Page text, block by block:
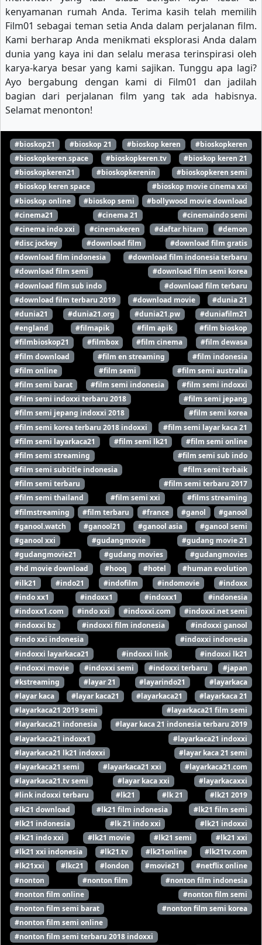
kenyamanan rumah Anda. Terima kasih telah memilih
Film01 sebagai teman setia Anda dalam perjalanan film.
Kami berharap Anda menikmati eksplorasi Anda dalam
dunia yang kaya ini dan selalu merasa terinspirasi oleh
karya-karya besar yang kami sajikan. Tunggu apa lagi?
Ayo bergabung dengan kami di Film01 dan jadilah
bagian dari perjalanan film yang tak ada habisnya.
Selamat menonton!
#bioskop21 #bioskop 21 #bioskop keren
#bioskopkeren
#bioskopkeren.space
#bioskopkeren.tv
#bioskop keren 21
#bioskopkeren21
#bioskopkerenin
#bioskopkeren semi
#bioskop keren space
#bioskop movie cinema xxi
#bioskop online
#bioskop semi
#bollywood movie download
#cinema21
#cinema 21
#cinemaindo semi
#cinema indo xxi
#cinemakeren #daftar hitam
#demon
#disc jockey
#download film
#download film gratis
#download film indonesia
#download film indonesia terbaru
#download film semi
#download film semi korea
#download film sub indo
#download film terbaru
#download film terbaru 2019
#download movie
#dunia 21
#dunia21
#dunia21.org #dunia21.pw
#duniafilm21
#england
#filmapik #film apik
#film bioskop
#filmbioskop21
#filmbox #film cinema
#film dewasa
#film download
#film en streaming
#film indonesia
#film online
#film semi
#film semi australia
#film semi barat
#film semi indonesia
#film semi indoxxi
#film semi indoxxi terbaru 2018
#film semi jepang
#film semi jepang indoxxi 2018
#film semi korea
#film semi korea terbaru 2018 indoxxi
#film semi layar kaca 21
#film semi layarkaca21
#film semi lk21
#film semi online
#film semi streaming
#film semi sub indo
#film semi subtitle indonesia
#film semi terbaik
#film semi terbaru
#film semi terbaru 2017
#film semi thailand
#film semi xxi
#films streaming
#filmstreaming
#film terbaru #france #ganol
#ganool
#ganool.watch
#ganool21 #ganool asia
#ganool semi
#ganool xxi
#gudangmovie
#gudang movie 21
#gudangmovie21
#gudang movies
#gudangmovies
#hd movie download
#hooq #hotel
#human evolution
#ilk21
#indo21 #indofilm #indomovie
#indoxx
#indo xx1
#indoxx1 #indoxx1
#indonesia
#indoxx1.com
#indo xxi #indoxxi.com
#indoxxi.net semi
#indoxxi bz
#indoxxi film indonesia
#indoxxi ganool
#indo xxi indonesia
#indoxxi indonesia
#indoxxi layarkaca21
#indoxxi link
#indoxxi lk21
#indoxxi movie
#indoxxi semi #indoxxi terbaru
#japan
#kstreaming
#layar 21 #layarindo21
#layarkaca
#layar kaca
#layar kaca21 #layarkaca21
#layarkaca 21
#layarkaca21 2019 semi
#layarkaca21 film semi
#layarkaca21 indonesia
#layar kaca 21 indonesia terbaru 2019
#layarkaca21 indoxx1
#layarkaca21 indoxxi
#layarkaca21 lk21 indoxxi
#layar kaca 21 semi
#layarkaca21 semi
#layarkaca21 xxi
#layarkaca21.com
#layarkaca21.tv semi
#layar kaca xxi
#layarkacaxxi
#link indoxxi terbaru
#lk21 #lk 21
#lk21 2019
#lk21 download
#lk21 film indonesia
#lk21 film semi
#lk21 indonesia
#lk 21 indo xxi
#lk21 indoxxi
#lk21 indo xxi
#lk21 movie #lk21 semi
#lk21 xxi
#lk21 xxi indonesia
#lk21.tv #lk21online
#lk21tv.com
#lk21xxi
#lkc21 #london #movie21
#netflix online
#nonton
#nonton film
#nonton film indonesia
#nonton film online
#nonton film semi
#nonton film semi barat
#nonton film semi korea
#nonton film semi online
#nonton film semi terbaru 2018 indoxxi